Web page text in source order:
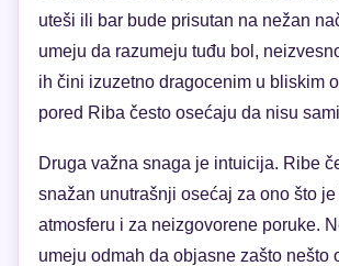
uteši ili bar bude prisutan na nežan
umeju da razumeju tuđu bol,
ih čini izuzetno dragocenim u bliskim
pored Riba često osećaju da nisu
Druga važna snaga je intuicija. Ribe
snažan unutrašnji osećaj za ono što
atmosferu i za neizgovorene poruke.
umeju odmah da objasne zašto nešto